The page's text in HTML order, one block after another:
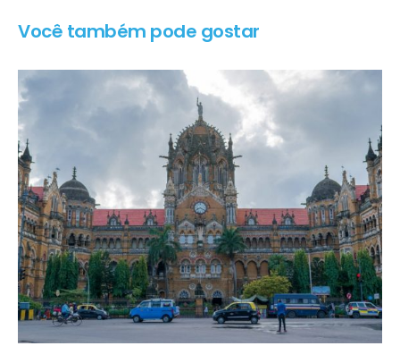
Você também pode gostar